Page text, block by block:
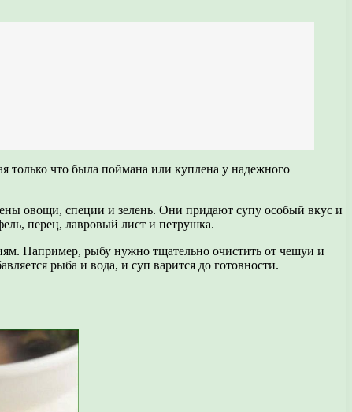
только что была поймана или куплена у надежного
овощи, специи и зелень. Они придают супу особый вкус и
перец, лавровый лист и петрушка.
Например, рыбу нужно тщательно очистить от чешуи и
рыба и вода, и суп варится до готовности.